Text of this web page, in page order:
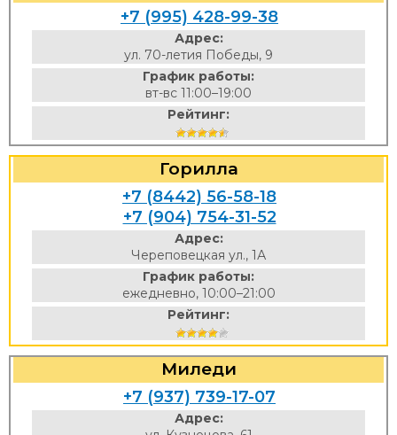
+7 (995) 428-99-38
Адрес:
ул. 70-летия Победы, 9
График работы:
вт-вс 11:00–19:00
Рейтинг:
Горилла
+7 (8442) 56-58-18
+7 (904) 754-31-52
Адрес:
Череповецкая ул., 1А
График работы:
ежедневно, 10:00–21:00
Рейтинг:
Миледи
+7 (937) 739-17-07
Адрес: